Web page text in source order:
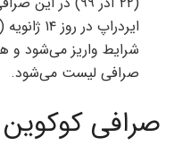
صرافی لیست می‌شود.
صرافی کوکوین